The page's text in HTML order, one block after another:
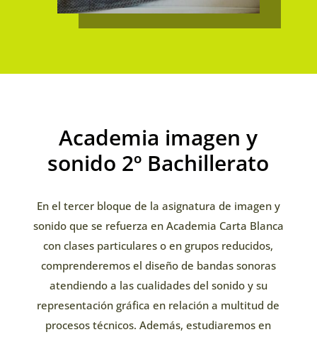
Academia imagen y
sonido 2º Bachillerato
En el tercer bloque de la asignatura de imagen y
sonido que se refuerza en Academia Carta Blanca
con clases particulares o en grupos reducidos,
comprenderemos el diseño de bandas sonoras
atendiendo a las cualidades del sonido y su
representación gráfica en relación a multitud de
procesos técnicos. Además, estudiaremos en